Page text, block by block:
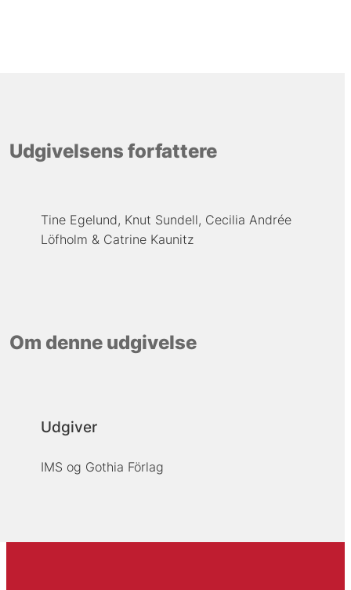
Udgivelsens forfattere
Tine Egelund Knut Sundell Cecilia Andrée
Löfholm
Catrine Kaunitz
Om denne udgivelse
Udgiver
IMS og Gothia Förlag